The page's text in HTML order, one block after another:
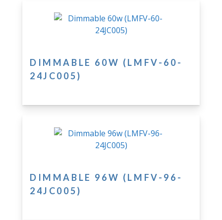
DIMMABLE 60W (LMFV-60-
24JC005)
DIMMABLE 96W (LMFV-96-
24JC005)